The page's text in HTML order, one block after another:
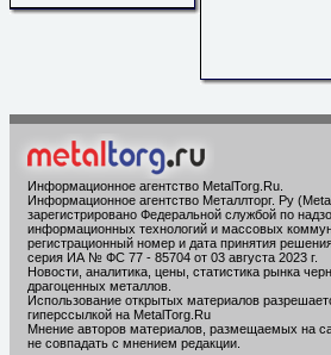
Информационное агентство MetalTorg.Ru
Информационное агентство Металлторг. Ру
зарегистрировано Федеральной службой по
информационных технологий и массовых
регистрационный номер и дата принятия
серия ИА № ФС 77 - 85704 от 03 августа 2023 г.
Новости, аналитика, цены, статистика рынка
драгоценных металлов.
Использование открытых материалов
гиперссылкой на MetalTorg.Ru
Мнение авторов материалов, размещаемых на
не совпадать с мнением редакции.